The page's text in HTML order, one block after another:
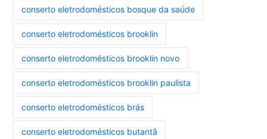
conserto eletrodomésticos bosque da saúde
conserto eletrodomésticos brooklin
conserto eletrodomésticos brooklin novo
conserto eletrodomésticos brooklin paulista
conserto eletrodomésticos brás
conserto eletrodomésticos butantã